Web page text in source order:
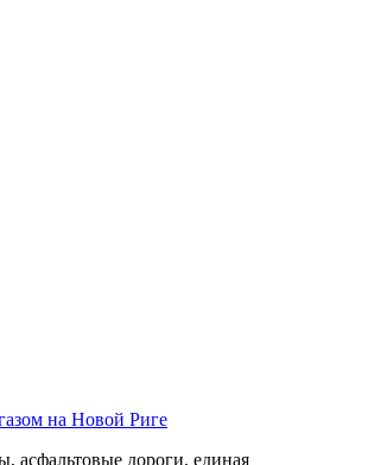
на Новой Риге
асфальтовые дороги, единая